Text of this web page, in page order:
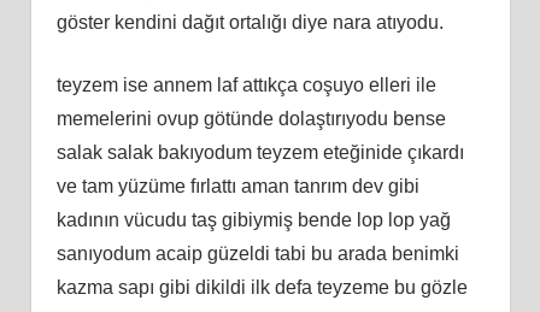
göster kendini dağıt ortalığı diye nara atıyodu.
teyzem ise annem laf attıkça coşuyo elleri ile
memelerini ovup götünde dolaştırıyodu bense
salak salak bakıyodum teyzem eteğinide çıkardı
ve tam yüzüme fırlattı aman tanrım dev gibi
kadının vücudu taş gibiymiş bende lop lop yağ
sanıyodum acaip güzeldi tabi bu arada benimki
kazma sapı gibi dikildi ilk defa teyzeme bu gözle